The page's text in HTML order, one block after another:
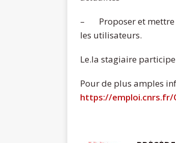
– Proposer et mettre
les utilisateurs.
Le.la stagiaire
Pour de plus amples
https://emploi.cnrs.fr/